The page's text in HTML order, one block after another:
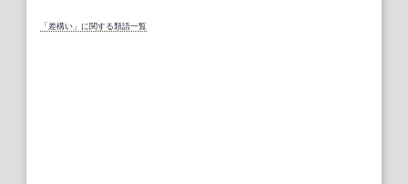
「差構い」に関する類語一覧